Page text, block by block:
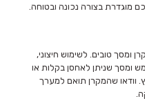
בצורה נכונה ובטוחה.
ומסך טובים. לשימוש חיצוני,
ומסך שניתן לאחסן בקלות או
וודאו שהמקרן תואם למערך